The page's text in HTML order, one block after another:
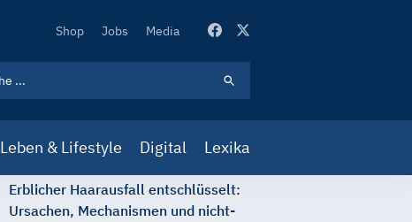
Secondary
Shop Jobs Media
Leben & Lifestyle Digital Lexika
Erblicher Haarausfall entschlüsselt:
Ursachen, Mechanismen und nicht-